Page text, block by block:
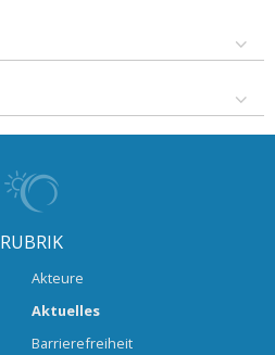
RUBRIK
Akteure
Aktuelles
Barrierefreiheit